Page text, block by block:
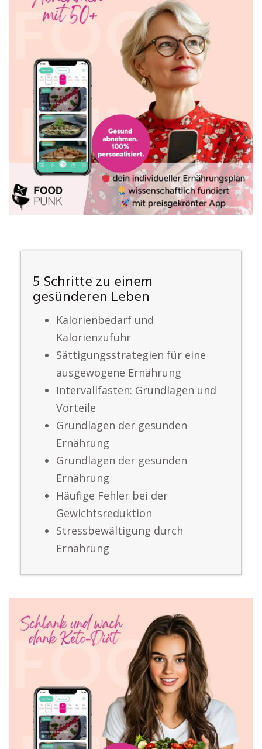
5 Schritte zu einem
gesünderen Leben
Kalorienbedarf und
Kalorienzufuhr
Sättigungsstrategien für eine
ausgewogene Ernährung
Intervallfasten: Grundlagen und
Vorteile
Grundlagen der gesunden
Ernährung
Grundlagen der gesunden
Ernährung
Häufige Fehler bei der
Gewichtsreduktion
Stressbewältigung durch
Ernährung